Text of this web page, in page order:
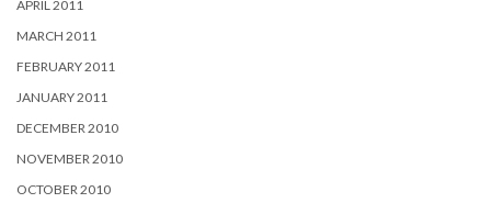
APRIL 2011
MARCH 2011
FEBRUARY 2011
JANUARY 2011
DECEMBER 2010
NOVEMBER 2010
OCTOBER 2010